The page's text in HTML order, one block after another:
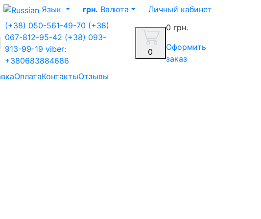
Язык грн. Валюта
Личный кабинет
(+38) 050-561-49-70 (+38)
067-812-95-42 (+38) 093-
913-99-19 viber:
+380683884686
0
0 грн.
Оформить
заказ
ОплатаКонтактыОтзывы